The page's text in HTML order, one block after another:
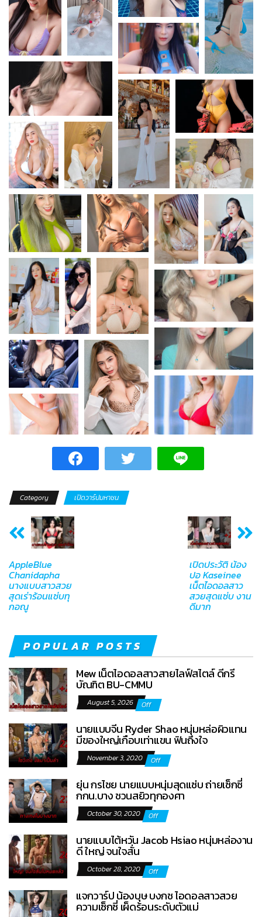
Category เปิดวาร์ปมหาชน
AppleBlue
Chanidapha
นางแบบสาวสวย
สุดเร่าร้อนแซ่บทุ
กอณู
เปิดประวัติ น้อง
ปอ Kaseinee
เน็ตไอดอลสาว
สวยสุดแซ่บ งาน
ดีมาก
POPULAR POSTS
Mew เน็ตไอดอลสาวสายไลฟ์สไตล์ ดีกรี
บัณฑิต BU-CMMU
August 5, 2026 Off
นายแบบจีน Ryder Shao หนุ่มหล่อผิวแทน
มีของใหญ่เกือบเท่าแขน ฟินถึงใจ
November 3, 2020 Off
ยุ่น กรไชย นายแบบหนุ่มสุดแซ่บ ถ่ายเซ็กซี่
กกน.บาง ชวนสยิวทุกองศา
October 30, 2020 Off
นายแบบไต้หวัน Jacob Hsiao หนุ่มหล่องาน
ดี ใหญ่ จนใจสั่น
October 28, 2020 Off
แจกวาร์ป น้องบุษ บงกช ไอดอลสาวสวย
ความเซ็กซี่ เผ็ดร้อนระดับตัวแม่